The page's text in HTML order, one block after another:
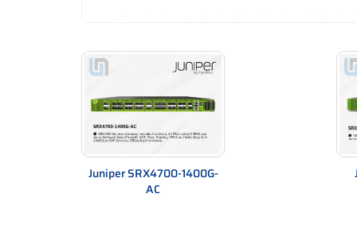
Hỗ trợ VPN site-to-site và remote access
Kiểm soát ứng dụng và người dùng
Vai trò trong hệ thống
Bảo vệ mạng doanh nghiệp khỏi truy cập trái
Phân tách vùng mạng (segmentation)
Giám sát và ghi log toàn bộ lưu lượng
Juniper SRX4700-1400G-
AC